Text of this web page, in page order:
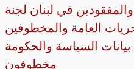
في لبنان لجنة
العامة والمخطوفين
بيانات السياسة والحكومة
مخطوفون